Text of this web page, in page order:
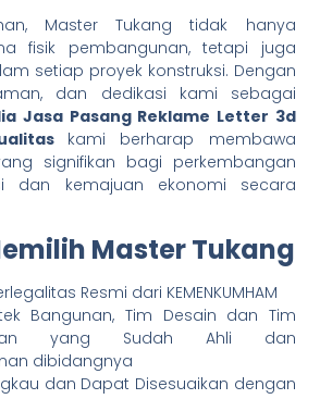
Master Tukang tidak hanya
fisik pembangunan, tetapi juga
setiap proyek konstruksi. Dengan
dan dedikasi kami sebagai
Jasa Pasang Reklame Letter 3d
kami berharap membawa
signifikan bagi perkembangan
dan kemajuan ekonomi secara
Master Tukang
Resmi dari KEMENKUMHAM
Bangunan, Tim Desain dan Tim
yang Sudah Ahli dan
dibidangnya
dan Dapat Disesuaikan dengan